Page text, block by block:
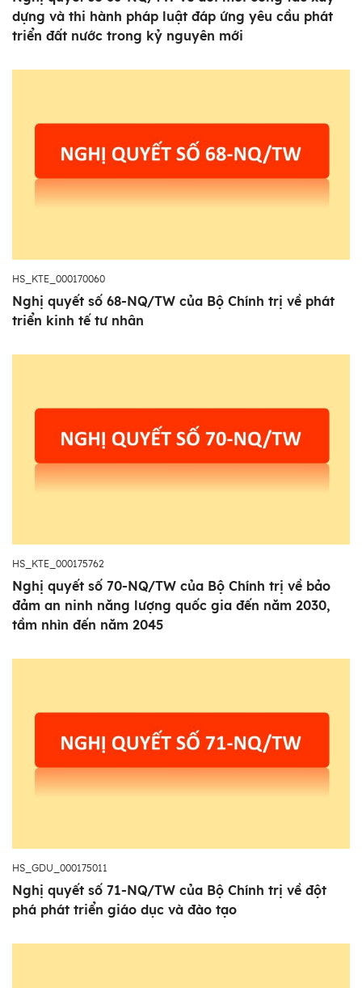
dựng và thi hành pháp luật đáp ứng yêu cầu phát
triển đất nước trong kỷ nguyên mới
HS_KTE_000170060
Nghị quyết số 68-NQ/TW của Bộ Chính trị về phát
triển kinh tế tư nhân
HS_KTE_000175762
Nghị quyết số 70-NQ/TW của Bộ Chính trị về bảo
đảm an ninh năng lượng quốc gia đến năm 2030,
tầm nhìn đến năm 2045
HS_GDU_000175011
Nghị quyết số 71-NQ/TW của Bộ Chính trị về đột
phá phát triển giáo dục và đào tạo